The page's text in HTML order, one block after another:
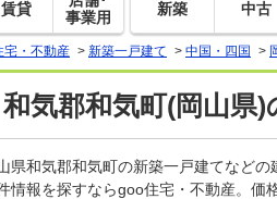
賃貸
事業用
新築 中古
宅・不動産 > 新築一戸建て > 中国・四国 >
和気郡和気町(岡山県
県和気郡和気町の新築一戸建てなど
情報を探すならgoo住宅・不動産。価